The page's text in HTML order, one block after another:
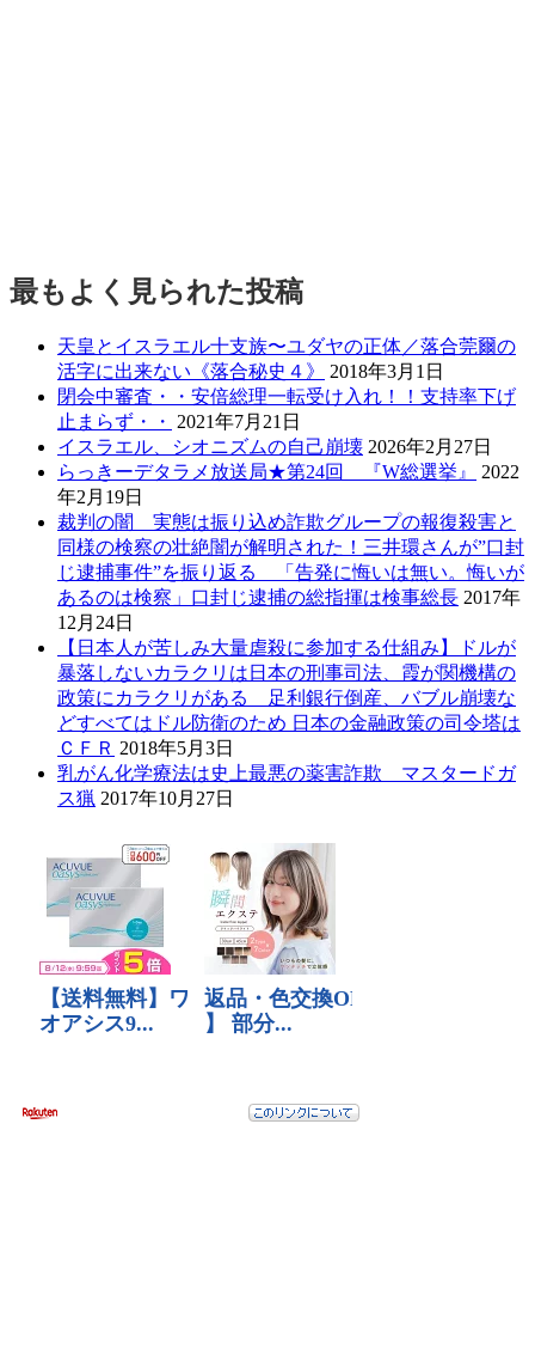
最もよく見られた投稿
天皇とイスラエル十支族〜ユダヤの正体／落合莞爾の
活字に出来ない《落合秘史４》
2018年3月1日
閉会中審査・・安倍総理一転受け入れ！！支持率下げ
止まらず・・
2021年7月21日
イスラエル、シオニズムの自己崩壊 2026年2月27日
らっきーデタラメ放送局★第24回 『W総選挙』
2022
年2月19日
裁判の闇 実態は振り込め詐欺グループの報復殺害と
同様の検察の壮絶闇が解明された！三井環さんが”口封
じ逮捕事件”を振り返る 「告発に悔いは無い。悔いが
あるのは検察」口封じ逮捕の総指揮は検事総長 2017年
12月24日
【日本人が苦しみ大量虐殺に参加する仕組み】ドルが
暴落しないカラクリは日本の刑事司法、霞が関機構の
政策にカラクリがある 足利銀行倒産、バブル崩壊な
どすべてはドル防衛のため 日本の金融政策の司令塔は
ＣＦＲ 2018年5月3日
乳がん化学療法は史上最悪の薬害詐欺 マスタードガ
ス猟 2017年10月27日